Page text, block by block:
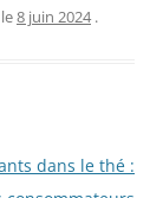
le8 juin 2024 .
dans le thé :